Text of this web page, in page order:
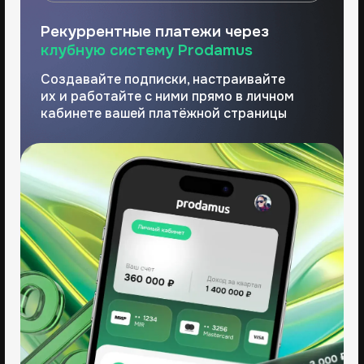
Если подключаете услугу
в любое другое время
Тарифы по банковским картам
Если вы принимаете платежи через
клубную систему Prodamus
3,8% за первый платёж
Далее — 4,8% за каждый
последующий платёж